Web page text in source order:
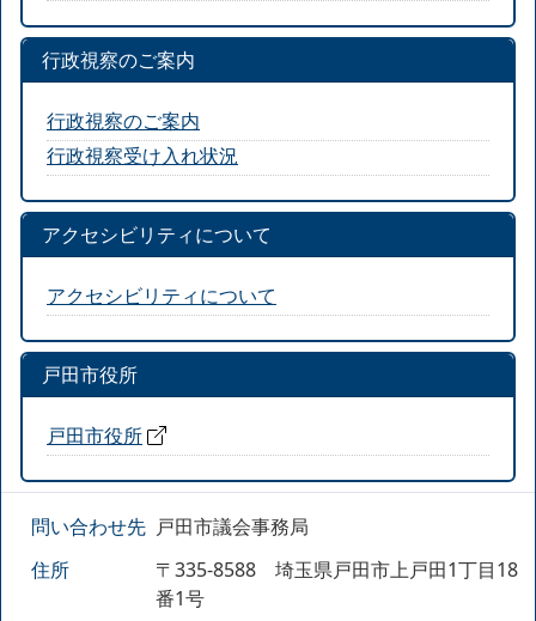
行政視察のご案内
行政視察のご案内
行政視察受け入れ状況
アクセシビリティについて
アクセシビリティについて
戸田市役所
戸田市役所
問い合わせ先 戸田市議会事務局
住所
〒335-8588 埼玉県戸田市上戸田1丁目18
番1号